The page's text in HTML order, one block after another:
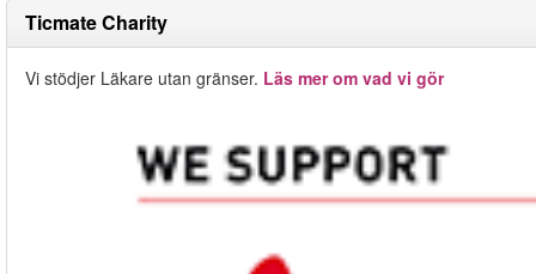
Ticmate Charity
Vi stödjer Läkare utan gränser. Läs mer om vad vi gör